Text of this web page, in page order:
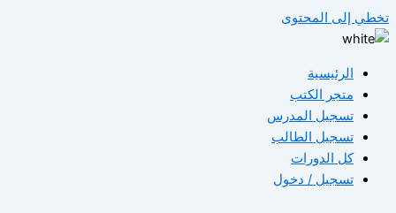
تخطي إلى المحتوى
الرئيسية
متجر الكتب
تسجيل المدرس
تسجيل الطالب
كل الدورات
تسجيل / دخول